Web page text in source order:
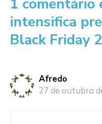
1 comentário
intensifica
Black Friday
Afredo
27 de outubro